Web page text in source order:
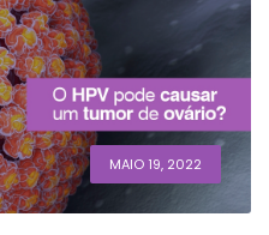
MAIO 19, 2022